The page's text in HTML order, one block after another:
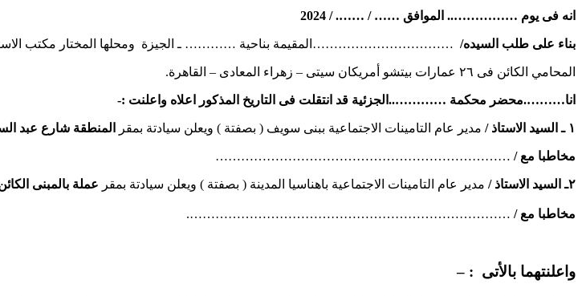
انه فى يوم …………….. الموافق …… / ……. / 2024
بناء على طلب السيده/ ……………………………المقيمة بناحية ………… ـ الجيزة ومحلها المختار مكتب
المحامي الكائن فى ۲٦ عمارات بيتشو أمريكان سيتى – زهراء المعادى – القاهرة.
انا……….محضر محكمة …………..الجزئية قد انتقلت فى التاريخ المذكور اعلاه واعلنت :-
۱ ـ السيد الاستاذ / مدير عام التامينات الاجتماعية ببنى سويف ( بصفتة ) ويعلن سيادتة بمقر المنطقة شارع عبد
مخاطبا مع / ……………………………………………………………
۲ـ السيد الاستاذ / مدير عام التامينات الاجتماعية باهناسيا المدينة ( بصفتة ) ويعلن سيادتة بمقر عملة بالمبنى
مخاطبا مع / ………………………………………………………………….
واعلنتهما بالأتى : –